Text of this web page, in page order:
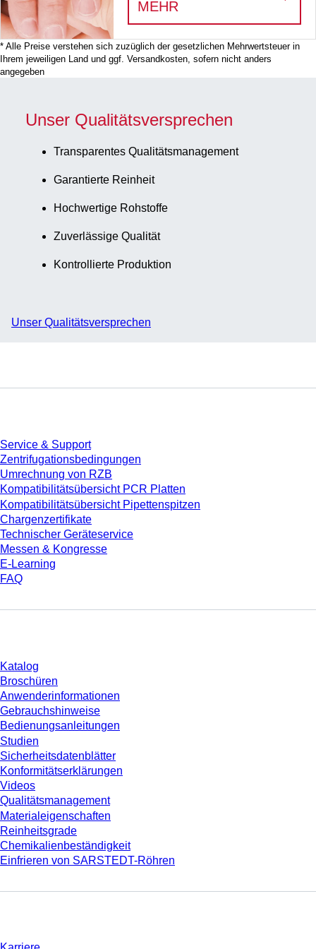
Stück/Karton
MEHR
* Alle Preise verstehen sich zuzüglich der gesetzlichen Mehrwertsteuer in
Ihrem jeweiligen Land und ggf. Versandkosten, sofern nicht anders
angegeben
Unser Qualitätsversprechen
Transparentes Qualitätsmanagement
Garantierte Reinheit
Hochwertige Rohstoffe
Zuverlässige Qualität
Kontrollierte Produktion
Unser Qualitätsversprechen
Service & Support
Zentrifugationsbedingungen
Umrechnung von RZB
Kompatibilitätsübersicht PCR Platten
Kompatibilitätsübersicht Pipettenspitzen
Chargenzertifikate
Technischer Geräteservice
Messen & Kongresse
E-Learning
FAQ
Katalog
Broschüren
Anwenderinformationen
Gebrauchshinweise
Bedienungsanleitungen
Studien
Sicherheitsdatenblätter
Konformitätserklärungen
Videos
Qualitätsmanagement
Materialeigenschaften
Reinheitsgrade
Chemikalienbeständigkeit
Einfrieren von SARSTEDT-Röhren